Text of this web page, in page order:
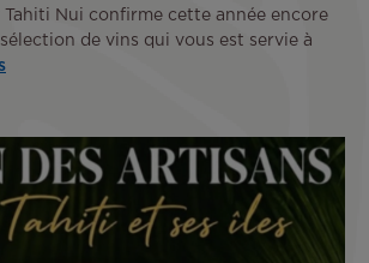
Tahiti Nui confirme cette année encore
sélection de vins qui vous est servie à